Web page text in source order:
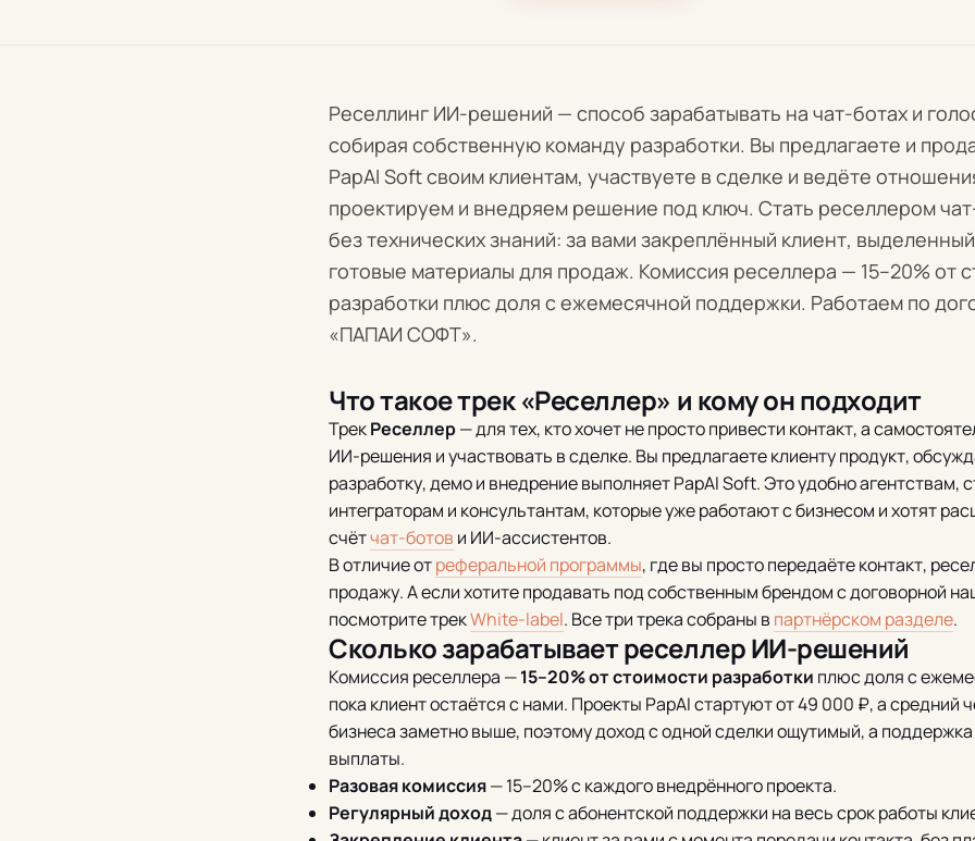
Реселлинг ИИ-решений — способ зарабатывать на чат-ботах и
собирая собственную команду разработки. Вы предлагаете и
PapAI Soft своим клиентам, участвуете в сделке и ведёте
проектируем и внедряем решение под ключ. Стать реселлером
без технических знаний: за вами закреплённый клиент,
готовые материалы для продаж. Комиссия реселлера — 15–20% от
разработки плюс доля с ежемесячной поддержки. Работаем по
«ПАПАИ СОФТ».
Что такое трек «Реселлер» и кому он подходит
ТрекРеселлер— для тех, кто хочет не просто привести контакт, а
ИИ-решения и участвовать в сделке. Вы предлагаете клиенту продукт,
разработку, демо и внедрение выполняет PapAI Soft. Это удобно агентствам,
интеграторам и консультантам, которые уже работают с бизнесом и хотят
счётчат-ботов и ИИ-ассистентов.
В отличие отреферальной программы, где вы просто передаёте контакт,
продажу. А если хотите продавать под собственным брендом с договорной
посмотрите трекWhite-label. Все три трека собраны в партнёрском разделе.
Сколько зарабатывает реселлер ИИ-решений
Комиссия реселлера —15–20% от стоимости разработки плюс доля с
пока клиент остаётся с нами. Проекты PapAI стартуют от 49 000 ₽, а средний
бизнеса заметно выше, поэтому доход с одной сделки ощутимый, а
выплаты.
Разовая комиссия— 15–20% с каждого внедрённого проекта.
Регулярный доход— доля с абонентской поддержки на весь срок работы